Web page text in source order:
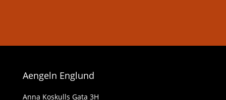
Aengeln Englund
Anna Koskulls Gata 3H